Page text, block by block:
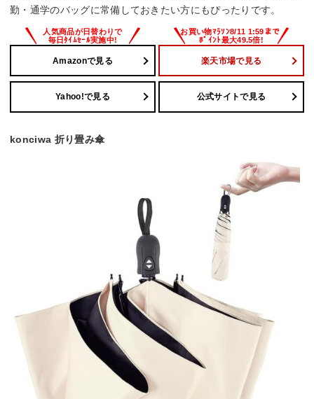
勤・通学のバッグに常備しておきたい方にもぴったりです。
Amazonで見る 楽天市場で見る
Yahoo!で見る 公式サイトで見る
konciwa 折り畳み傘